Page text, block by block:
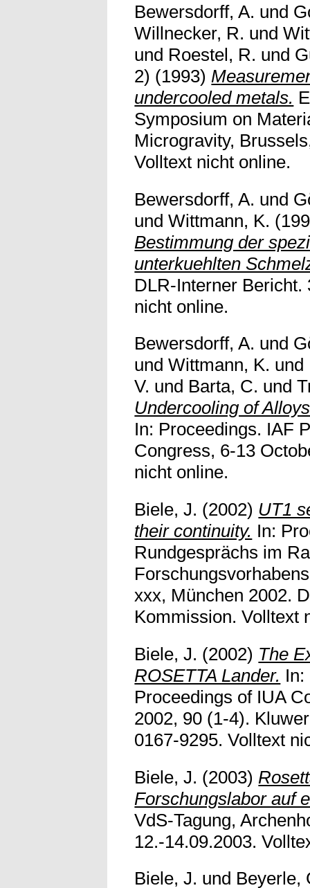
Bewersdorff, A. und
Willnecker, R. und
und Roestel, R. und
2) (1993)
undercooled metals.
Symposium on
Microgravity,
Volltext nicht online.
Bewersdorff, A. und
undWittmann, K.
Bestimmung der
unterkuehlten
DLR-Interner Bericht.
nicht online.
Bewersdorff, A. und
undWittmann, K. und
V. und Barta, C. und
Undercooling of
In: Proceedings. IAF
Congress, 6-13
nicht online.
Biele, J. (2002) UT1
their continuity. In:
Rundgesprächs im
xxx, München 2002.
Kommission. Volltext
Biele, J. (2002) The
ROSETTA Lander. In:
Proceedings of IUA
2002, 90 (1-4).
0167-9295. Volltext
Biele, J. (2003)
Forschungslabor auf
VdS-Tagung,
12.-14.09.2003.
Biele, J. und Beyerle,